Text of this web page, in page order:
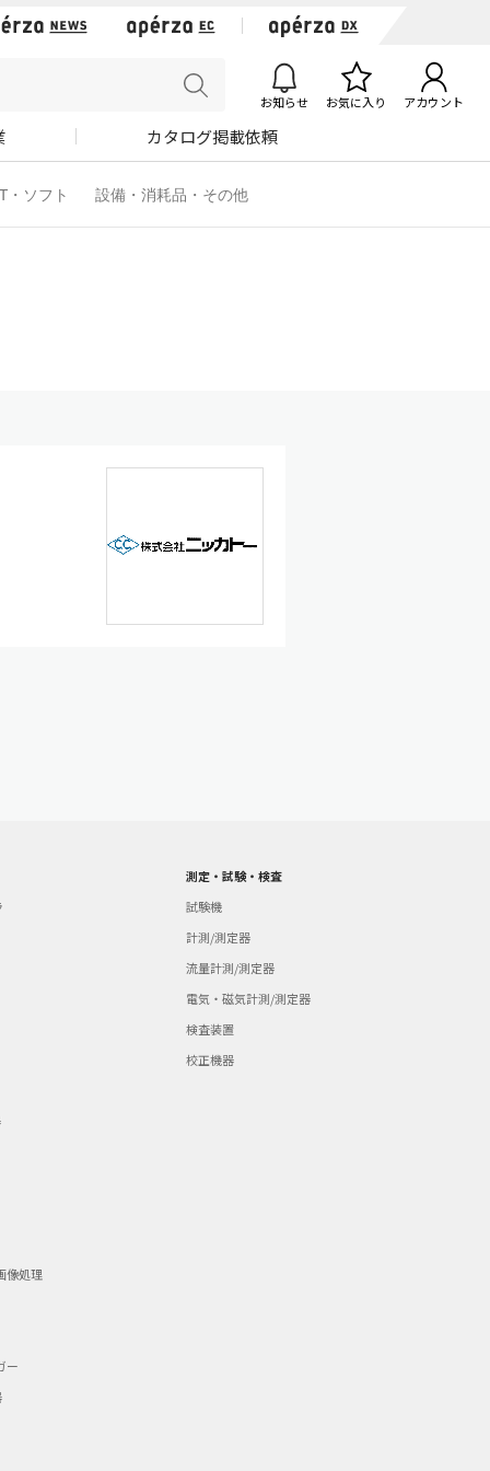
お知らせ お気に入り アカウント
カタログ掲載依頼
・ソフト 設備・消耗品・その他
像処理
ー
測定・試験・検査
試験機
計測/測定器
流量計測/測定器
電気・磁気計測/測定器
検査装置
校正機器